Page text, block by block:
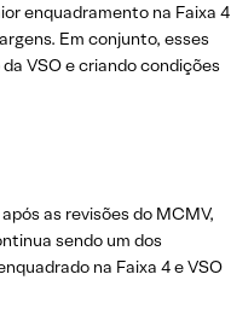
enquadramento na Faixa 4
Em conjunto, esses
VSO e criando condições
as revisões do MCMV,
sendo um dos
na Faixa 4 e VSO